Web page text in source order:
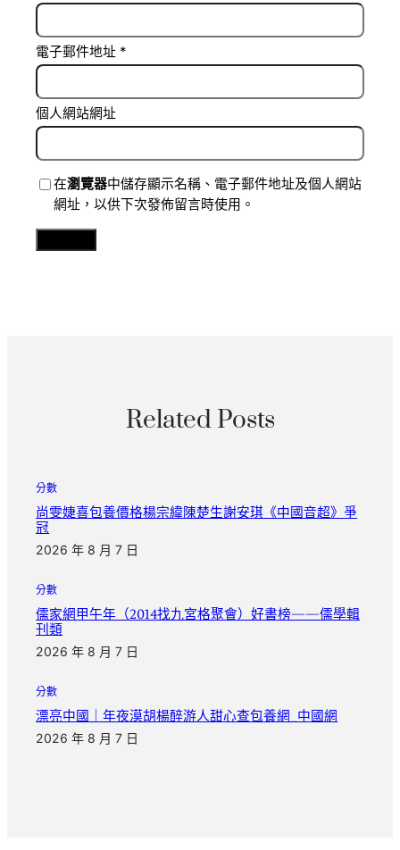
電子郵件地址 *
個人網站網址
在瀏覽器中儲存顯示名稱、電子郵件地址及個人網站
網址，以供下次發佈留言時使用。
Related Posts
分數
尚雯婕喜包養價格楊宗緯陳楚生謝安琪《中國音超》爭
冠
2026 年 8 月 7 日
分數
儒家網甲午年（2014找九宮格聚會）好書榜——儒學輯
刊類
2026 年 8 月 7 日
分數
漂亮中國｜年夜漠胡楊醉游人甜心查包養網_中國網
2026 年 8 月 7 日